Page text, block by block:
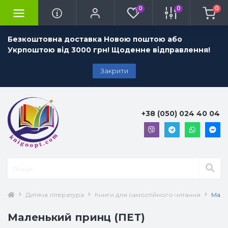
Безкоштовна доставка Новою поштою або
Укрпоштою від 3000 грн! Щоденне відправлення!
Закрити
0 0 0
+38 (050) 024 40 04
Дитяча література Книги для самостійного читання
Маленький принц (ПЕТ)